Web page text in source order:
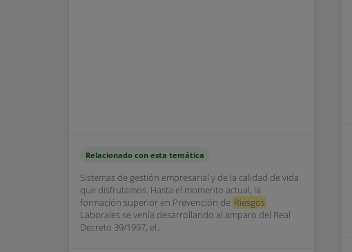
Relacionado con esta temática
Sistemas de gestión empresarial y de la calidad de vida
que disfrutamos. Hasta el momento actual, la
formación superior en Prevención de Riesgos
Laborales se venía desarrollando al amparo del Real
Decreto 39/1997, el...